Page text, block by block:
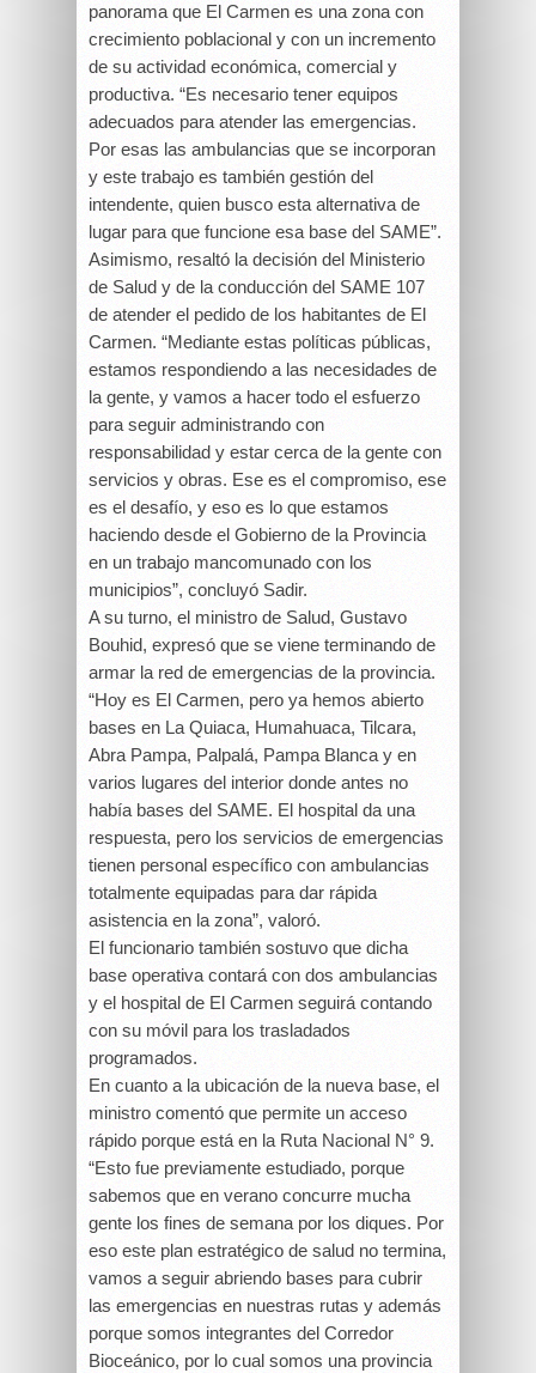
panorama que El Carmen es una zona con
crecimiento poblacional y con un incremento
de su actividad económica, comercial y
productiva. “Es necesario tener equipos
adecuados para atender las emergencias.
Por esas las ambulancias que se incorporan
y este trabajo es también gestión del
intendente, quien busco esta alternativa de
lugar para que funcione esa base del SAME”.
Asimismo, resaltó la decisión del Ministerio
de Salud y de la conducción del SAME 107
de atender el pedido de los habitantes de El
Carmen. “Mediante estas políticas públicas,
estamos respondiendo a las necesidades de
la gente, y vamos a hacer todo el esfuerzo
para seguir administrando con
responsabilidad y estar cerca de la gente con
servicios y obras. Ese es el compromiso, ese
es el desafío, y eso es lo que estamos
haciendo desde el Gobierno de la Provincia
en un trabajo mancomunado con los
municipios”, concluyó Sadir.
A su turno, el ministro de Salud, Gustavo
Bouhid, expresó que se viene terminando de
armar la red de emergencias de la provincia.
“Hoy es El Carmen, pero ya hemos abierto
bases en La Quiaca, Humahuaca, Tilcara,
Abra Pampa, Palpalá, Pampa Blanca y en
varios lugares del interior donde antes no
había bases del SAME. El hospital da una
respuesta, pero los servicios de emergencias
tienen personal específico con ambulancias
totalmente equipadas para dar rápida
asistencia en la zona”, valoró.
El funcionario también sostuvo que dicha
base operativa contará con dos ambulancias
y el hospital de El Carmen seguirá contando
con su móvil para los trasladados
programados.
En cuanto a la ubicación de la nueva base, el
ministro comentó que permite un acceso
rápido porque está en la Ruta Nacional N° 9.
“Esto fue previamente estudiado, porque
sabemos que en verano concurre mucha
gente los fines de semana por los diques. Por
eso este plan estratégico de salud no termina,
vamos a seguir abriendo bases para cubrir
las emergencias en nuestras rutas y además
porque somos integrantes del Corredor
Bioceánico, por lo cual somos una provincia